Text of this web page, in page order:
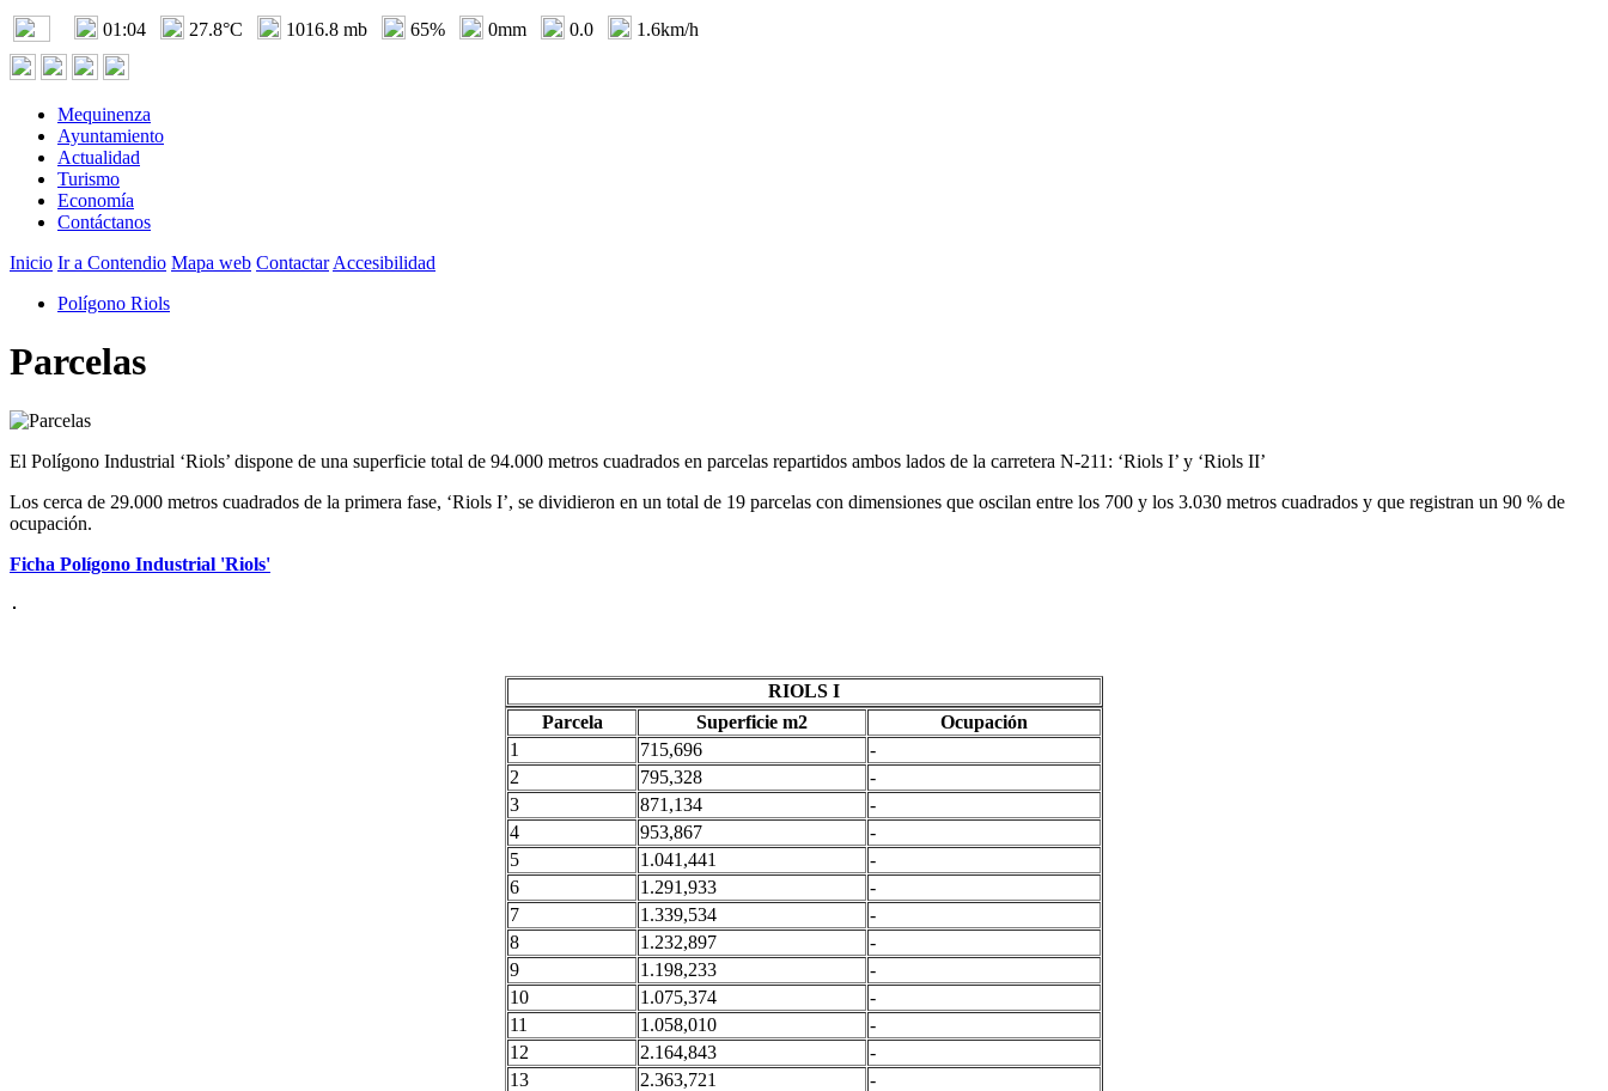
01:04 27.8°C 1016.8 mb 65% 0mm 0.0 1.6km/h
Mequinenza
Ayuntamiento
Actualidad
Turismo
Economía
Contáctanos
Inicio Ir a Contendio Mapa web Contactar Accesibilidad
Polígono Riols
Parcelas
El Polígono Industrial ‘Riols’ dispone de una superficie total de 94.000 metros cuadrados en parcelas repartidos ambos lados de la carretera N-211: ‘Riols I’ y ‘Riols II’
Los cerca de 29.000 metros cuadrados de la primera fase, ‘Riols I’, se dividieron en un total de 19 parcelas con dimensiones que oscilan entre los 700 y los 3.030 metros cuadrados y que registran un 90 % de
ocupación.
Ficha Polígono Industrial 'Riols'
RIOLS I
Parcela
Superficie m2
Ocupación
1
715,696
-
2
795,328
-
3
871,134
-
4
953,867
-
5
1.041,441
-
6
1.291,933
-
7
1.339,534
-
8
1.232,897
-
9
1.198,233
-
10
1.075,374
-
11
1.058,010
-
12
2.164,843
-
13
2.363,721
-